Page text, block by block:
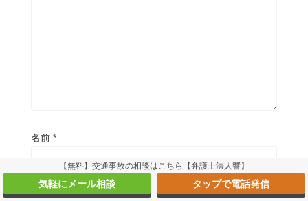
名前 *
メール*
【無料】交通事故の相談はこちら【弁護士法人響】
気軽にメール相談 タップで電話発信